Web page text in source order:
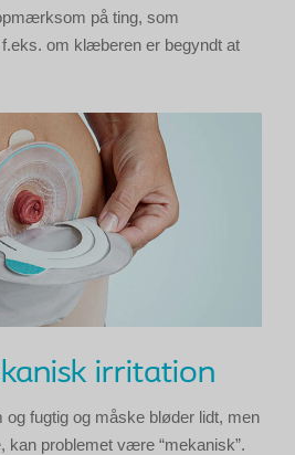
på ting, som
om klæberen er begyndt at
irritation
fugtig og måske bløder lidt, men
kan problemet være “mekanisk”.